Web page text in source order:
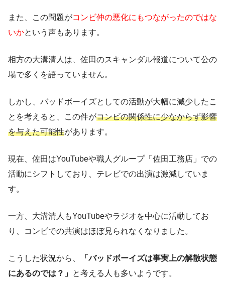
また、この問題がコンビ仲の悪化にもつながったのではな
いかという声もあります。
相方の大溝清人は、佐田のスキャンダル報道について公の
場で多くを語っていません。
しかし、バッドボーイズとしての活動が大幅に減少したこ
とを考えると、この件がコンビの関係性に少なからず影響
を与えた可能性があります。
現在、佐田はYouTubeや職人グループ「佐田工務店」での
活動にシフトしており、テレビでの出演は激減していま
す。
一方、大溝清人もYouTubeやラジオを中心に活動してお
り、コンビでの共演はほぼ見られなくなりました。
こうした状況から、
「バッドボーイズは事実上の解散状態
にあるのでは？」 と考える人も多いようです。